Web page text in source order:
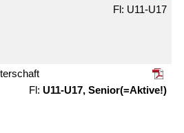
U11-U17
U11-U17, Senior(=Aktive!)